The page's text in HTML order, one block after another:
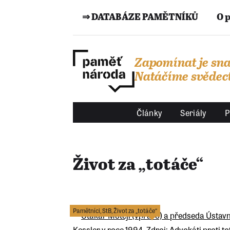
⇒ DATABÁZE PAMĚTNÍKŮ O
Zapomínat je
Natáčíme
Články Seriály
Život za „totáče“
Pamětníci,StB,Život za „totáče“